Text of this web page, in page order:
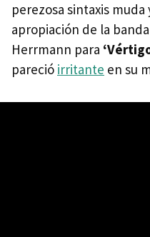
perezosa sintaxis
apropiación de la
Herrmann para
pareció irritante en su